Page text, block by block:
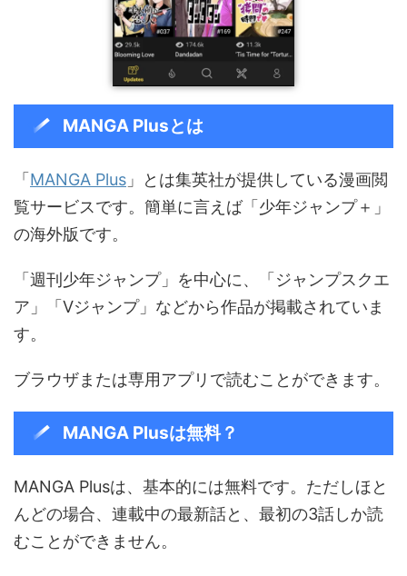
MANGA Plusとは
「 MANGA Plus 」とは集英社が提供している漫画閲
覧サービスです。簡単に言えば「少年ジャンプ＋」
の海外版です。
「週刊少年ジャンプ」を中心に、「ジャンプスクエ
ア」「Vジャンプ」などから作品が掲載されていま
す。
ブラウザまたは専用アプリで読むことができます。
MANGA Plusは無料？
MANGA Plusは、基本的には無料です。ただしほと
んどの場合、連載中の最新話と、最初の3話しか読
むことができません。